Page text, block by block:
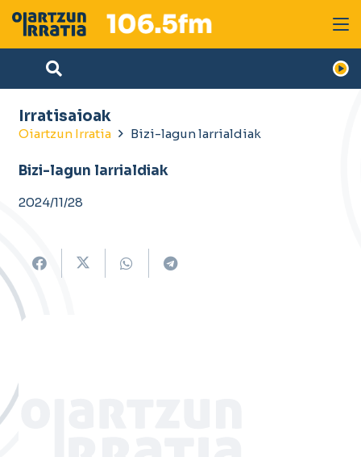
Irratisaioak
Oiartzun Irratia Bizi-lagun larrialdiak
Bizi-lagun larrialdiak
2024/11/28